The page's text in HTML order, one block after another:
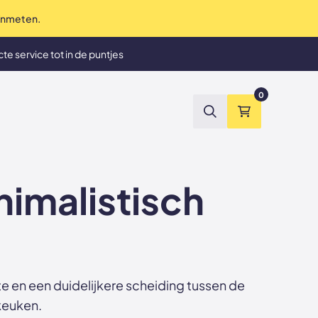
service tot in de puntjes
ZoekenWinkelmand
0
en een duidelijkere scheiding tussen de